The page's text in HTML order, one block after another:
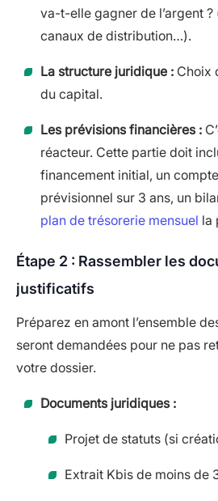
va-t-elle gagner de l’argent
canaux de distribution…).
La structure juridique : Choix
du capital.
Les prévisions financières :
réacteur. Cette partie doit
financement initial, un
prévisionnel sur 3 ans, un
plan de trésorerie mensuel la
Étape 2 : Rassembler les
justificatifs
Préparez en amont l’ensemble
seront demandées pour ne pas
votre dossier.
Documents juridiques :
Projet de statuts (si
Extrait Kbis de moins de